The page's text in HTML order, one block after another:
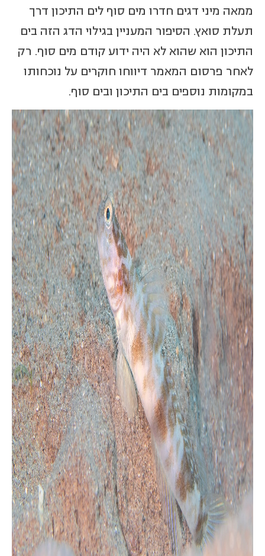
ממאה מיני דגים חדרו מים סוף לים התיכון דרך
תעלת סואץ. הסיפור המעניין בגילוי הדג הזה בים
התיכון הוא שהוא לא היה ידוע קודם מים סוף. רק
לאחר פרסום המאמר דיווחו חוקרים על נוכחותו
במקומות נוספים בים התיכון ובים סוף.